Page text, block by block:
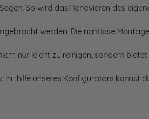
So wird das Renovieren des
werden. Die nahtlose
nur leicht zu reinigen, sondern
mithilfe unseres Konfigurators kannst